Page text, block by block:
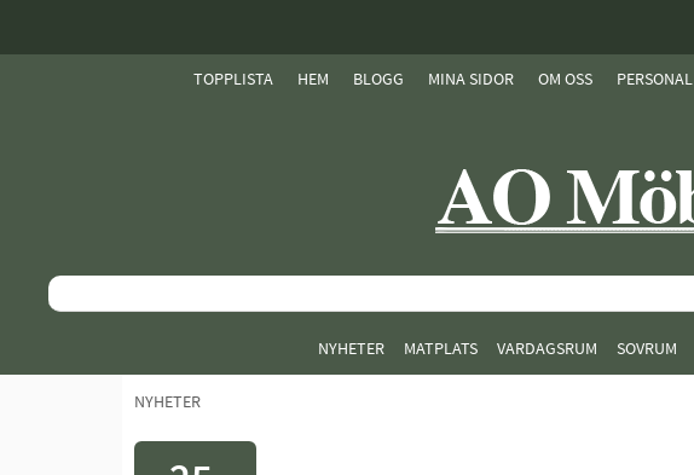
TOPPLISTA HEM BLOGG MINA SIDOR OM OSS PERSONAL
NYHETER MATPLATS VARDAGSRUM SOVRUM
NYHETER